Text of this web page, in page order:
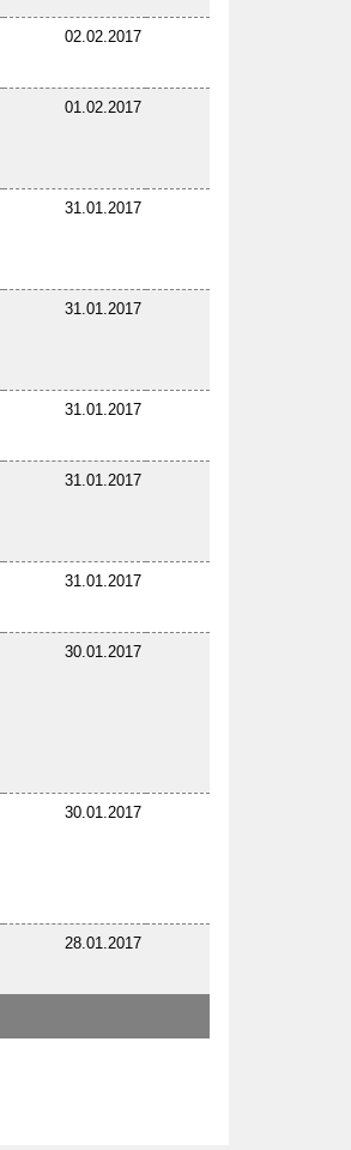
02.02.2017
01.02.2017
31.01.2017
31.01.2017
31.01.2017
31.01.2017
31.01.2017
30.01.2017
30.01.2017
28.01.2017